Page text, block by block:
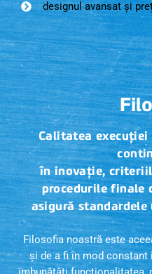
designul avansat și
Calitatea
în inovație,
procedurile finale
asigură standardele
Filosofia noastră este
și de a fi în mod constant